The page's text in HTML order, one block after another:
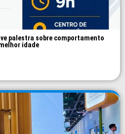
palestra sobre comportamento
idade